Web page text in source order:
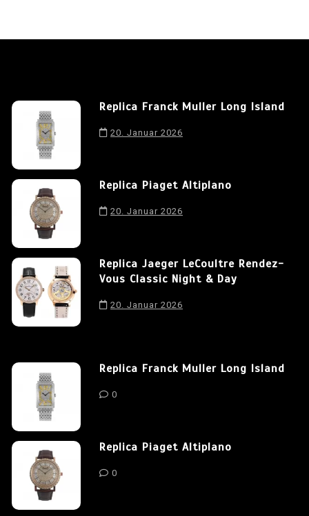
Replica Franck Muller Long Island
20. Januar 2026
Replica Piaget Altiplano
20. Januar 2026
Replica Jaeger LeCoultre Rendez-
Vous Classic Night & Day
20. Januar 2026
Replica Franck Muller Long Island
0
Replica Piaget Altiplano
0